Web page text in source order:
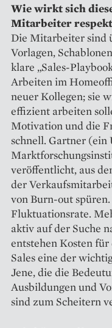
Wie wirkt sich
Mitarbeiter
Die Mitarbeiter sind
Vorlagen,
klare „Sales-
Arbeiten im
neuer Kollegen; sie
effizient arbeiten
Motivation und die
schnell. Gartner (ein
veröffentlicht, aus
der
von Burn-out
Fluktuationsrate.
aktiv auf der Suche
entstehen Kosten
Sales eine der
Jene, die die
Ausbildungen und
sind zum Scheitern